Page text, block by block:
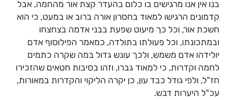
בנו אין אנו מרגישים בו כלום בהעדר קצת אור מהחמה, אבל
קדמונים הרגישו למאוד בחסרון אורה ברוב או במעט, כי הוא
חשכת אור, וכל כך מיעוט שפעת בבני אדמה בצחצחו
ובמתכונתו, וכל פעולתו בתולדה, כמאמר הפילוסוף אדם
יולידהו אדם משמש, ולכך עונש גדול במה שקרה כתמים
לחמה וקדרות, כי למאוד גברו, וזהו בסיבות חטאים שהזכירו
חז"ל, ולפי גודל כבד עון, כן יקרה הליקוי והקדרות במאורות,
עכ"ל היערות דבש.